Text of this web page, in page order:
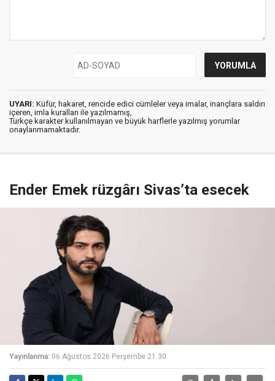
UYARI: Küfür, hakaret, rencide edici cümleler veya imalar, inançlara saldırı
içeren, imla kuralları ile yazılmamış,
Türkçe karakter kullanılmayan ve büyük harflerle yazılmış yorumlar
onaylanmamaktadır.
Ender Emek rüzgârı Sivas’ta esecek
Yayınlanma: 06 Ağustos 2026 Perşembe 21:30